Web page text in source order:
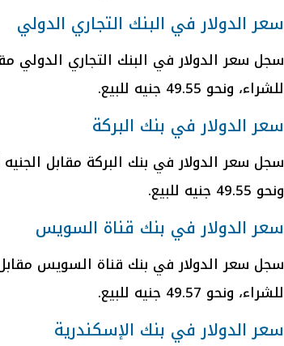
سعر الدولار في البنك التجاري الدولي
للشراء، ونحو 49.55 جنيه للبيع.
سعر الدولار في بنك البركة
ونحو 49.55 جنيه للبيع.
سعر الدولار في بنك قناة السويس
للشراء، ونحو 49.57 جنيه للبيع.
سعر الدولار في بنك الإسكندرية